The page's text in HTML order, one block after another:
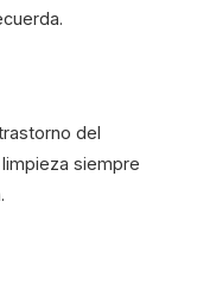
del
siempre